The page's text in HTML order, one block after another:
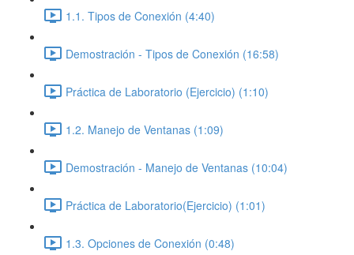
1.1. Tipos de Conexión (4:40)
Demostración - Tipos de Conexión (16:58)
Práctica de Laboratorio (Ejercicio) (1:10)
1.2. Manejo de Ventanas (1:09)
Demostración - Manejo de Ventanas (10:04)
Práctica de Laboratorio(Ejercicio) (1:01)
1.3. Opciones de Conexión (0:48)